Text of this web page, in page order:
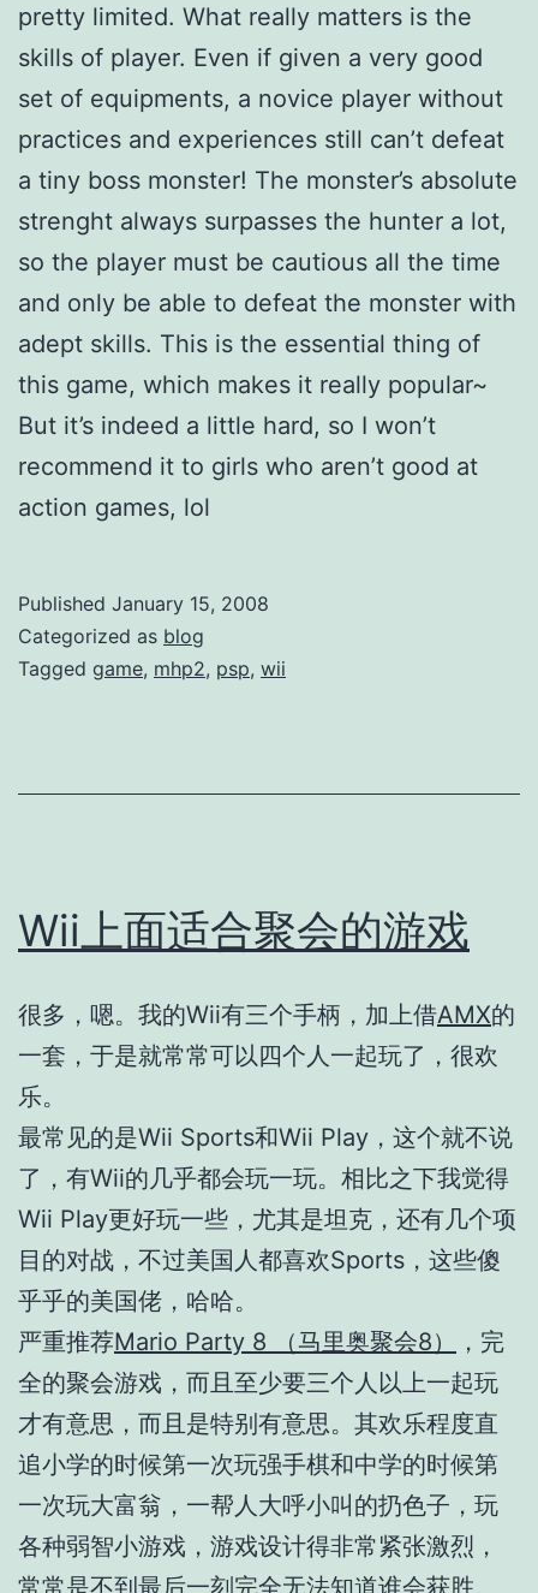
pretty limited. What really matters is the
skills of player. Even if given a very good
set of equipments, a novice player without
practices and experiences still can’t defeat
a tiny boss monster! The monster’s absolute
strenght always surpasses the hunter a lot,
so the player must be cautious all the time
and only be able to defeat the monster with
adept skills. This is the essential thing of
this game, which makes it really popular~
But it’s indeed a little hard, so I won’t
recommend it to girls who aren’t good at
action games, lol
Published January 15, 2008
Categorized as blog
Tagged game, mhp2, psp, wii
Wii上面适合聚会的游戏
很多，嗯。我的Wii有三个手柄，加上借AMX的
一套，于是就常常可以四个人一起玩了，很欢
乐。
最常见的是Wii Sports和Wii Play，这个就不说
了，有Wii的几乎都会玩一玩。相比之下我觉得
Wii Play更好玩一些，尤其是坦克，还有几个项
目的对战，不过美国人都喜欢Sports，这些傻
乎乎的美国佬，哈哈。
严重推荐Mario Party 8 （马里奥聚会8）
，完
全的聚会游戏，而且至少要三个人以上一起玩
才有意思，而且是特别有意思。其欢乐程度直
追小学的时候第一次玩强手棋和中学的时候第
一次玩大富翁，一帮人大呼小叫的扔色子，玩
各种弱智小游戏，游戏设计得非常紧张激烈，
常常是不到最后一刻完全无法知道谁会获胜。